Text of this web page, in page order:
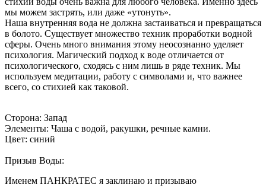
мы можем застрять, или даже «утонуть».
Наша внутренняя вода не должна застаиваться и превращаться
в болото. Существует множество техник проработки водной
сферы. Очень много внимания этому неосознанно уделяет
психология. Магический подход к воде отличается от
психологического, сходясь с ним лишь в ряде техник. Мы
используем медитации, работу с символами и, что важнее
всего, со стихией как таковой.
Сторона: Запад
Элементы: Чаша с водой, ракушки, речные камни.
Цвет: синий
Призыв Воды:
Именем ПАНКРАТЕС я заклинаю и призываю